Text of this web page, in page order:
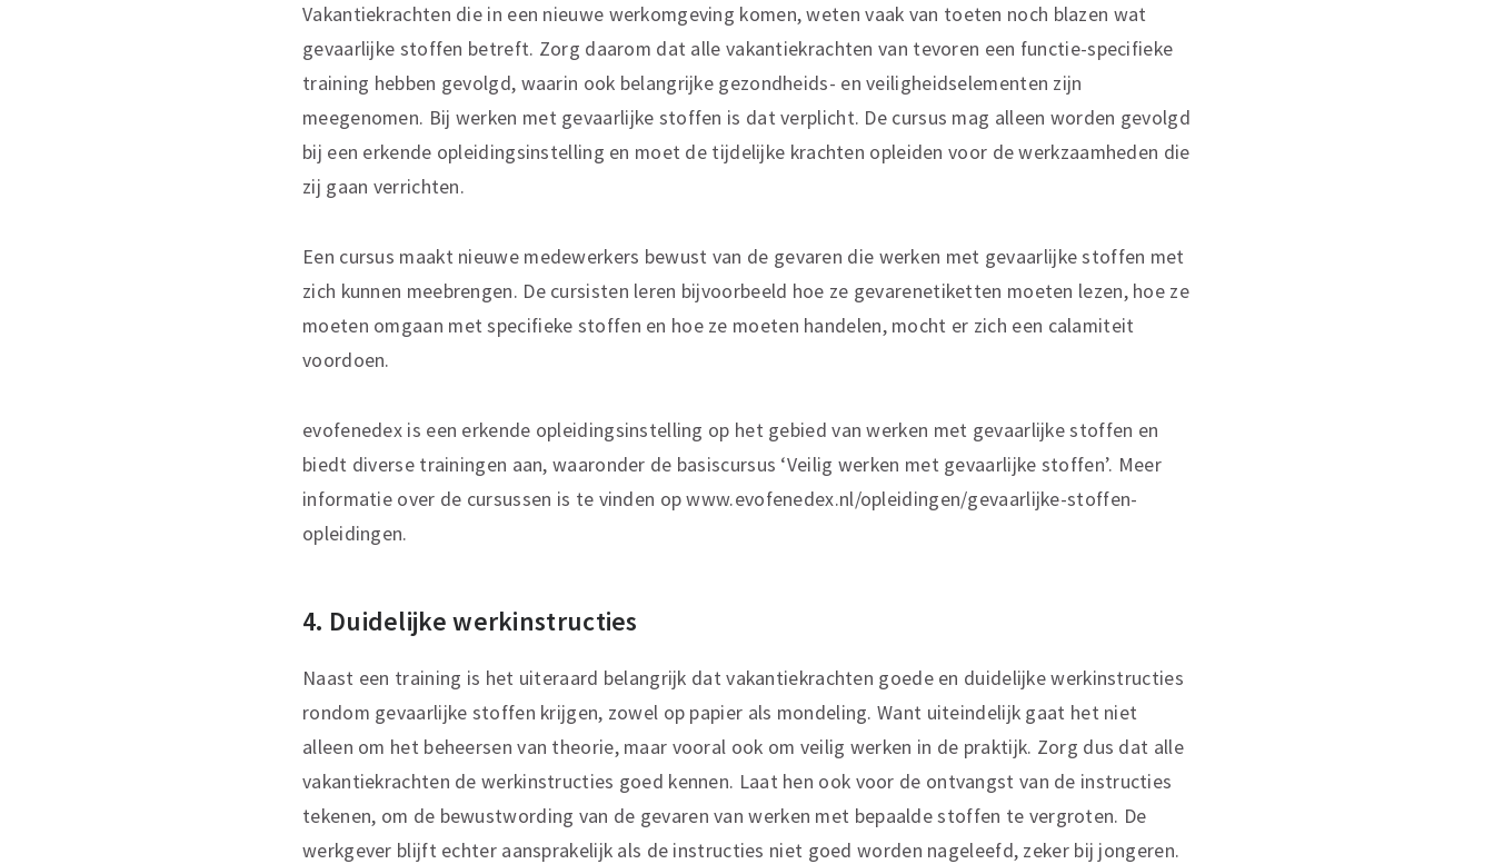
Vakantiekrachten die in een nieuwe werkomgeving komen, weten vaak van toeten noch blazen wat
gevaarlijke stoffen betreft. Zorg daarom dat alle vakantiekrachten van tevoren een functie-specifieke
training hebben gevolgd, waarin ook belangrijke gezondheids- en veiligheidselementen zijn
meegenomen. Bij werken met gevaarlijke stoffen is dat verplicht. De cursus mag alleen worden gevolgd
bij een erkende opleidingsinstelling en moet de tijdelijke krachten opleiden voor de werkzaamheden die
zij gaan verrichten.
Een cursus maakt nieuwe medewerkers bewust van de gevaren die werken met gevaarlijke stoffen met
zich kunnen meebrengen. De cursisten leren bijvoorbeeld hoe ze gevarenetiketten moeten lezen, hoe ze
moeten omgaan met specifieke stoffen en hoe ze moeten handelen, mocht er zich een calamiteit
voordoen.
evofenedex is een erkende opleidingsinstelling op het gebied van werken met gevaarlijke stoffen en
biedt diverse trainingen aan, waaronder de basiscursus ‘Veilig werken met gevaarlijke stoffen’. Meer
informatie over de cursussen is te vinden op www.evofenedex.nl/opleidingen/gevaarlijke-stoffen-
opleidingen.
4. Duidelijke werkinstructies
Naast een training is het uiteraard belangrijk dat vakantiekrachten goede en duidelijke werkinstructies
rondom gevaarlijke stoffen krijgen, zowel op papier als mondeling. Want uiteindelijk gaat het niet
alleen om het beheersen van theorie, maar vooral ook om veilig werken in de praktijk. Zorg dus dat alle
vakantiekrachten de werkinstructies goed kennen. Laat hen ook voor de ontvangst van de instructies
tekenen, om de bewustwording van de gevaren van werken met bepaalde stoffen te vergroten. De
werkgever blijft echter aansprakelijk als de instructies niet goed worden nageleefd, zeker bij jongeren.